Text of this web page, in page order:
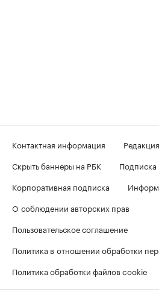
Контактная информация
Редакция
Скрыть баннеры на РБК
Подписка
Корпоративная подписка
О соблюдении авторских прав
Пользовательское соглашение
Политика в отношении обработки
Политика обработки файлов cookie